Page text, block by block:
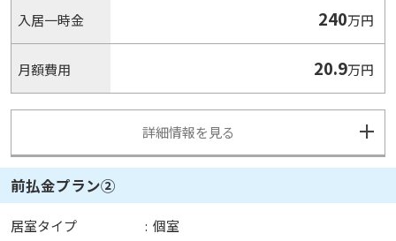
入居一時金 240万円
月額費用 20.9万円
詳細情報を見る
前払金プラン②
居室タイプ : 個室